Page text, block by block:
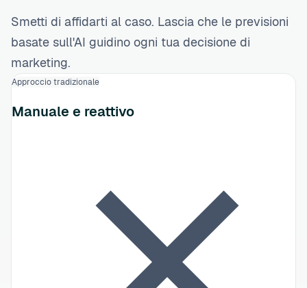
Smetti di affidarti al caso. Lascia che le previsioni
basate sull'AI guidino ogni tua decisione di
marketing.
Approccio tradizionale
Manuale e reattivo